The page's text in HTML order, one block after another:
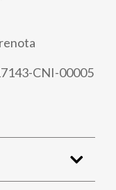
CNI-00005